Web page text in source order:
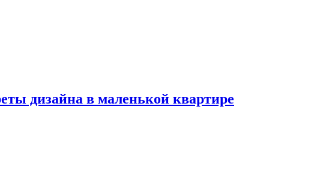
дизайна в маленькой квартире